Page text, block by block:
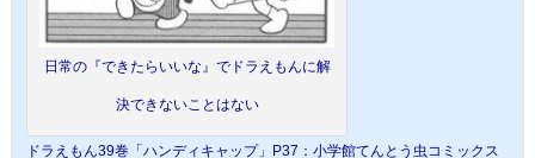
日常の『できたらいいな』でドラえもんに解
決できないことはない
ドラえもん39巻「ハンディキャップ」P37：小学館てんとう虫コミックス